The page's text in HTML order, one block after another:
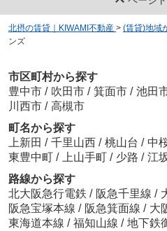
北摂の賃貸｜KIWAMI不動産 > (賃貸)地域
ンズ
市区町村から探す
豊中市 / 吹田市 / 箕面市 / 池田
川西市 / 高槻市
町名から探す
上新田 / 千里山西 / 桃山台 / 中
東豊中町 / 上山手町 / 少路 / 江
路線から探す
北大阪急行電鉄 / 阪急千里線 /
阪急宝塚本線 / 阪急箕面線 / 大
東海道本線 / 福知山線 / 地下鉄